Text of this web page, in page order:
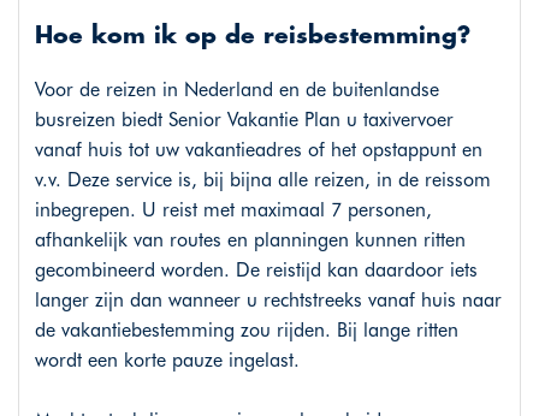
Hoe kom ik op de reisbestemming?
Voor de reizen in Nederland en de buitenlandse
busreizen biedt Senior Vakantie Plan u taxivervoer
vanaf huis tot uw vakantieadres of het opstappunt en
v.v. Deze service is, bij bijna alle reizen, in de reissom
inbegrepen. U reist met maximaal 7 personen,
afhankelijk van routes en planningen kunnen ritten
gecombineerd worden. De reistijd kan daardoor iets
langer zijn dan wanneer u rechtstreeks vanaf huis naar
de vakantiebestemming zou rijden. Bij lange ritten
wordt een korte pauze ingelast.